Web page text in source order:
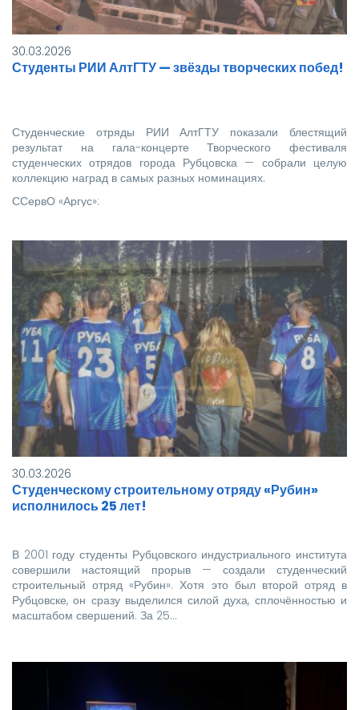
30.03.2026
Студенты РИИ АлтГТУ — звёзды творческих побед!
Студенческие отряды РИИ АлтГТУ показали блестящий
результат на гала-концерте Творческого фестиваля
студенческих отрядов города Рубцовска — собрали целую
коллекцию наград в самых разных номинациях.
ССервО «Аргус»:
30.03.2026
Студенческому строительному отряду «Рубин»
исполнилось 25 лет!
В 2001 году студенты Рубцовского индустриального института
совершили настоящий прорыв — создали студенческий
строительный отряд «Рубин». Хотя это был второй отряд в
Рубцовске, он сразу выделился силой духа, сплочённостью и
масштабом свершений. За 25…